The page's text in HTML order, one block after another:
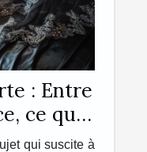
: Entre
ce qu'il
qui suscite à